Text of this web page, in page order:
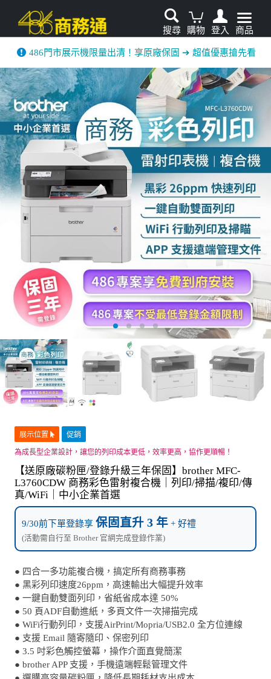
搜尋 購物 登入 商品
486門市展示機限量出清！享原廠保固 ➔ 超值優惠搶先看
展示位置 促銷
為成長型企業設計，讓您的列印成本更低，效率更高，協作更順暢！
【送原廠碳粉匣/登錄升級三年保固】brother MFC-
L3760CDW 商務彩色雷射複合機｜列印/掃描/複印/傳
真/WiFi｜中小企業首選
9/30前下單登錄享 保固直升 3 年+ 好禮
(活動需自行至 Brother 官網完成登錄作業)
● 四合一多功能複合機，搞定所有商務事務
● 黑彩列印速度26ppm，高速輸出大幅提升效率
● 一鍵自動雙面列印，省紙省成本達 50%
● 50 頁ADF自動進紙，多頁文件一次掃描完成
● WiFi行動列印，支援AirPrint/Mopria/USB2.0 全方位連線
● 支援 Email 隨寄隨印、保密列印
● 3.5 吋彩色觸控螢幕，操作介面直覺簡潔
● brother APP 支援，手機遠端輕鬆管理文件